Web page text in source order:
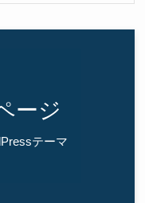
ージ
テーマ